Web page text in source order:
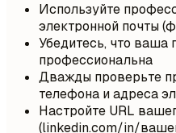
Используйте
электронной почты
Убедитесь, что ваша
профессиональна
Дважды проверьте
телефона и адреса
Настройте URL
(linkedin.com/in/